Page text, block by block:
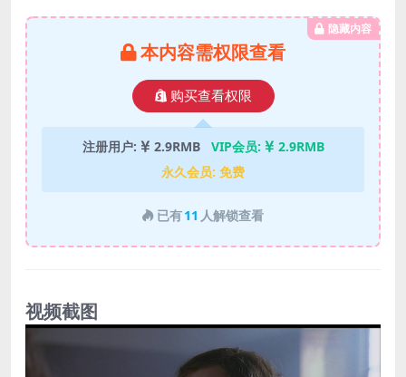
隐藏内容
本内容需权限查看
购买查看权限
注册用户: 2.9RMB VIP会员:
2.9RMB
永久会员: 免费
已有11 人解锁查看
视频截图